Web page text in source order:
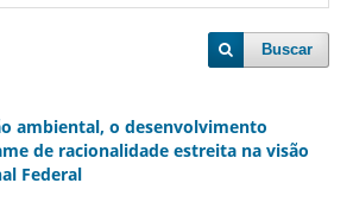
Buscar
ambiental, o desenvolvimento
de racionalidade estreita na visão
Federal